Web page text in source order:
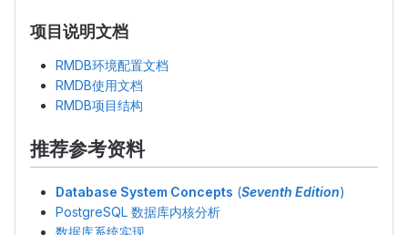
项目说明文档
RMDB环境配置文档
RMDB使用文档
RMDB项目结构
推荐参考资料
Database System Concepts (Seventh Edition)
PostgreSQL 数据库内核分析
数据库系统实现